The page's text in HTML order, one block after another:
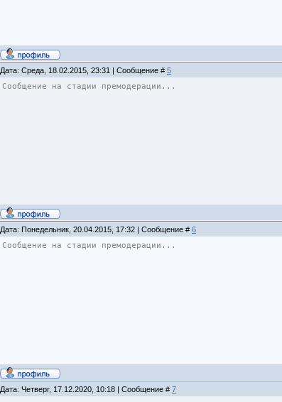
Дата: Среда, 18.02.2015, 23:31 | Сообщение # 5
Сообщение на стадии премодерации...
Дата: Понедельник, 20.04.2015, 17:32 | Сообщение # 6
Сообщение на стадии премодерации...
Дата: Четверг, 17.12.2020, 10:18 | Сообщение # 7